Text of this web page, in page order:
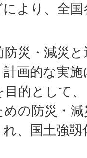
より、全
災・減災
画的な実
的として
の防災・
、国土強